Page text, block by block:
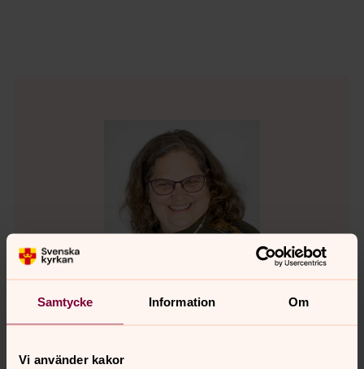
Samtycke Information Om
Vi använder kakor
Laila Larsson